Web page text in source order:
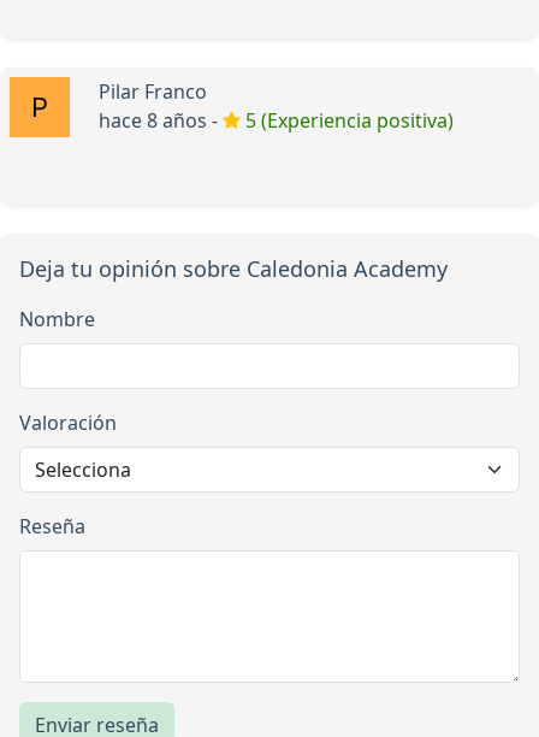
Pilar Franco
hace 8 años -
5 (Experiencia positiva)
Deja tu opinión sobre Caledonia Academy
Nombre
Valoración
Reseña
Enviar reseña